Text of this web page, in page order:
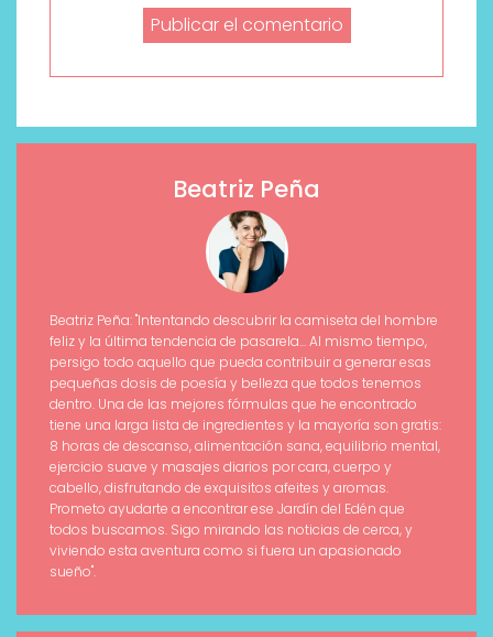
Beatriz Peña
Beatriz Peña: "Intentando descubrir la camiseta del hombre
feliz y la última tendencia de pasarela... Al mismo tiempo,
persigo todo aquello que pueda contribuir a generar esas
pequeñas dosis de poesía y belleza que todos tenemos
dentro. Una de las mejores fórmulas que he encontrado
tiene una larga lista de ingredientes y la mayoría son gratis:
8 horas de descanso, alimentación sana, equilibrio mental,
ejercicio suave y masajes diarios por cara, cuerpo y
cabello, disfrutando de exquisitos afeites y aromas.
Prometo ayudarte a encontrar ese Jardín del Edén que
todos buscamos. Sigo mirando las noticias de cerca, y
viviendo esta aventura como si fuera un apasionado
sueño".